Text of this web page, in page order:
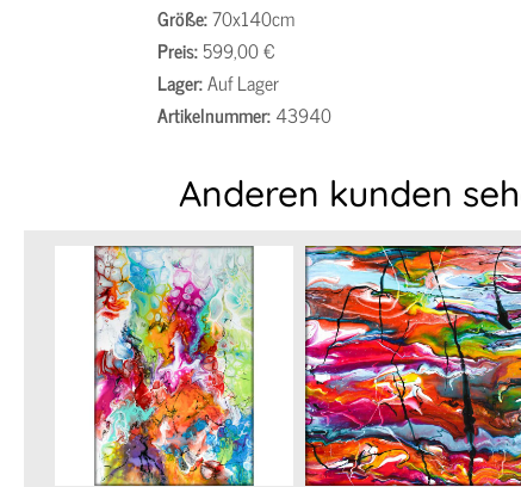
Größe:70x140cm
Preis:599,00 €
Lager:Auf Lager
Artikelnummer:43940
Anderen kunden